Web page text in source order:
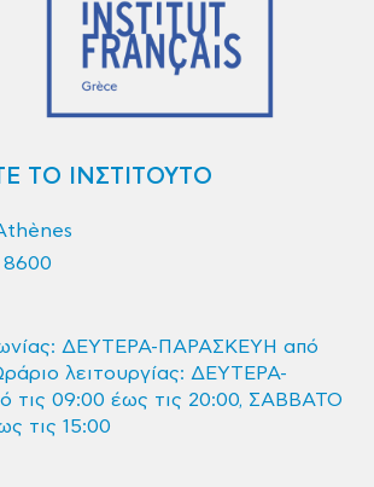
ΤΟ ΙΝΣΤΙΤΟΥΤΟ
8600
ΔΕΥΤΕΡΑ-ΠΑΡΑΣΚΕΥΗ από
λειτουργίας: ΔΕΥΤΕΡΑ-
τις 09:00 έως τις 20:00, ΣΑΒΒΑΤΟ
τις 15:00